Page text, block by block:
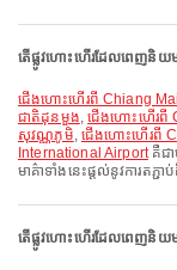
តើផ្លូវហោះហើរដែលពេញនិយ
ជើងហោះហើរពី Chiang Mai International Airport ទៅ អាកាសយានដ្ឋានអន្តរ
ជាតិដុនមួង,ជើងហោះហើរពី
សុវណ្ណភូមិ, ជើងហោះហើរពី
International Airportគឺជា
មាគ៌ាទាំងនេះផ្តល់នូវការតភ្
តើផ្លូវហោះហើរដែលពេញនិយ